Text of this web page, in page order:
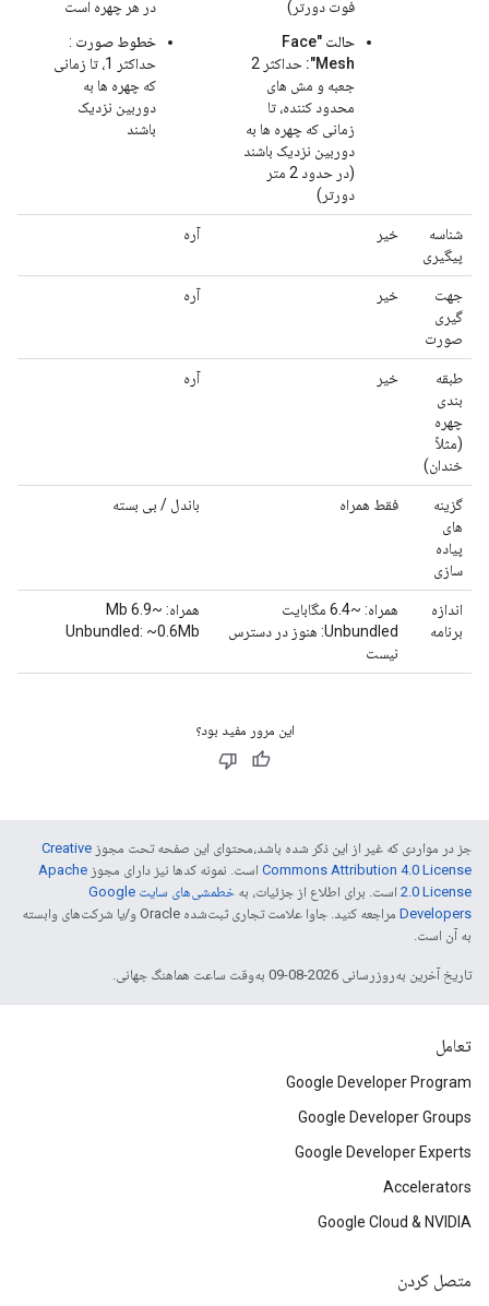
فوت دورتر)
حالت "Face
Mesh":
حداکثر 2
جعبه و مش های
محدود کننده، تا
زمانی که چهره ها به
دوربین نزدیک باشند
(در حدود 2 متر
دورتر)
در هر چهره است
خطوط صورت :
حداکثر 1، تا زمانی
که چهره ها به
دوربین نزدیک
باشند
شناسه
پیگیری
خیر آره
جهت
گیری
صورت
خیر آره
طبقه
بندی
چهره
(مثلاً
خندان)
خیر آره
گزینه
های
پیاده
سازی
فقط همراه باندل / بی بسته
اندازه
برنامه
همراه: ~6.4 مگابایت
Unbundled: هنوز در دسترس
نیست
همراه: ~6.9 Mb
Unbundled: ~0.6Mb
این مرور مفید بود؟
جز در مواردی که غیر از این ذکر شده باشد،‌محتوای این صفحه تحت مجوز Creative
Commons Attribution 4.0 License است. نمونه کدها نیز دارای مجوز Apache
2.0 License است. برای اطلاع از جزئیات، به
خطمشی‌های سایت Google
Developers‏
مراجعه کنید. جاوا علامت تجاری ثبت‌شده Oracle و/یا شرکت‌های وابسته
به آن است.
تاریخ آخرین به‌روزرسانی 2026-08-09 به‌وقت ساعت هماهنگ جهانی.
تعامل
Google Developer Program
Google Developer Groups
Google Developer Experts
Accelerators
Google Cloud & NVIDIA
متصل کردن